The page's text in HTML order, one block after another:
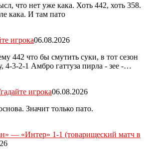
что нет уже кака. Хоть 442, хоть 358.
кака. И там пато
игрока06.08.2026
442 что бы смутить суки, в тот сезон
4-3-2-1 Амбро гаттуза пирла - зее -…
игрока06.08.2026
Значит только пато.
— «Интер» 1-1 (товарищеский матч в